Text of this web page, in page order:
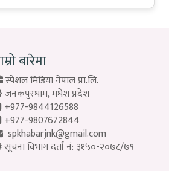
बारेमा
स्पेशल मिडिया नेपाल प्रा.लि.
जनकपुरधाम, मधेश प्रदेश
+977-9844126588
+977-9807672844
spkhabarjnk@gmail.com
सूचना विभाग दर्ता नं: ३१५०-२०७८/७९